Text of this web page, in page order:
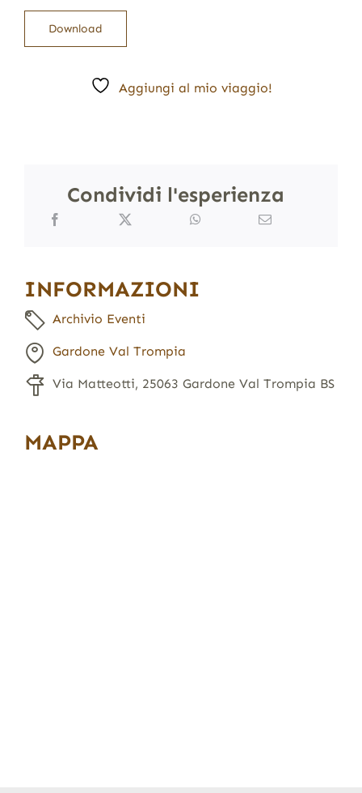
Download
Aggiungi al mio viaggio!
Condividi l'esperienza
INFORMAZIONI
Archivio Eventi
Gardone Val Trompia
Via Matteotti, 25063 Gardone Val Trompia BS
MAPPA